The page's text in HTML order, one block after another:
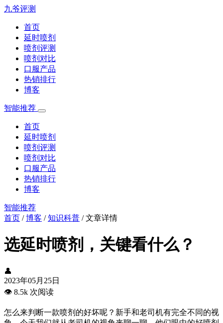
九爷评测
首页
延时喷剂
喷剂评测
喷剂对比
口服产品
热销排行
博客
智能推荐
首页
延时喷剂
喷剂评测
喷剂对比
口服产品
热销排行
博客
智能推荐
首页 /博客 /知识科普 /文章详情
选延时喷剂，关键看什么？
👤
2023年05月25日
👁️ 8.5k 次阅读
怎么来判断一款喷剂的好坏呢？新手和老司机有完全不同的视